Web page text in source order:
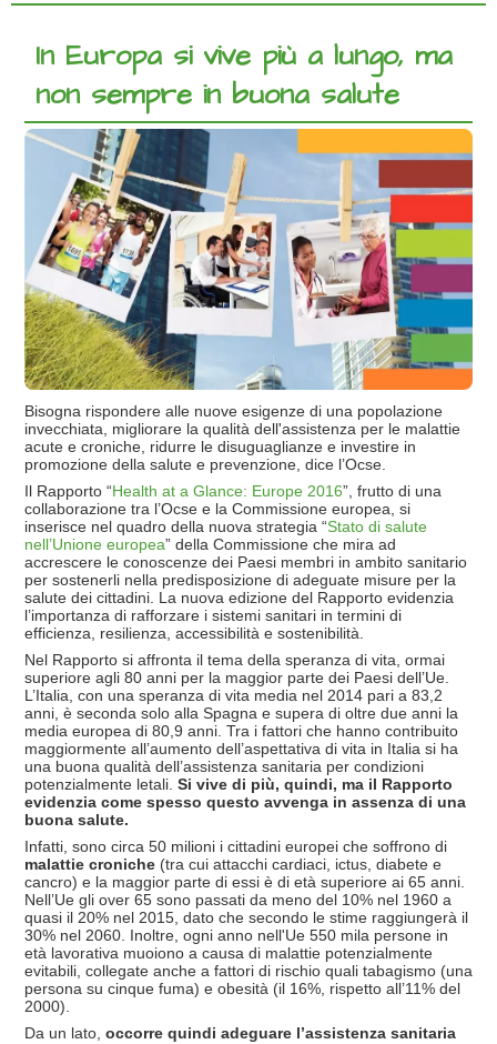
In Europa si vive più a lungo, ma
non sempre in buona salute
Bisogna rispondere alle nuove esigenze di una popolazione
invecchiata, migliorare la qualità dell'assistenza per le malattie
acute e croniche, ridurre le disuguaglianze e investire in
promozione della salute e prevenzione, dice l’Ocse.
Il Rapporto “Health at a Glance: Europe 2016”, frutto di una
collaborazione tra l’Ocse e la Commissione europea, si
inserisce nel quadro della nuova strategia “Stato di salute
nell’Unione europea” della Commissione che mira ad
accrescere le conoscenze dei Paesi membri in ambito sanitario
per sostenerli nella predisposizione di adeguate misure per la
salute dei cittadini. La nuova edizione del Rapporto evidenzia
l’importanza di rafforzare i sistemi sanitari in termini di
efficienza, resilienza, accessibilità e sostenibilità.
Nel Rapporto si affronta il tema della speranza di vita, ormai
superiore agli 80 anni per la maggior parte dei Paesi dell’Ue.
L’Italia, con una speranza di vita media nel 2014 pari a 83,2
anni, è seconda solo alla Spagna e supera di oltre due anni la
media europea di 80,9 anni. Tra i fattori che hanno contribuito
maggiormente all’aumento dell’aspettativa di vita in Italia si ha
una buona qualità dell’assistenza sanitaria per condizioni
potenzialmente letali. Si vive di più, quindi, ma il Rapporto
evidenzia come spesso questo avvenga in assenza di una
buona salute.
Infatti, sono circa 50 milioni i cittadini europei che soffrono di
malattie croniche (tra cui attacchi cardiaci, ictus, diabete e
cancro) e la maggior parte di essi è di età superiore ai 65 anni.
Nell’Ue gli over 65 sono passati da meno del 10% nel 1960 a
quasi il 20% nel 2015, dato che secondo le stime raggiungerà il
30% nel 2060. Inoltre, ogni anno nell'Ue 550 mila persone in
età lavorativa muoiono a causa di malattie potenzialmente
evitabili, collegate anche a fattori di rischio quali tabagismo (una
persona su cinque fuma) e obesità (il 16%, rispetto all’11% del
2000).
Da un lato, occorre quindi adeguare l’assistenza sanitaria